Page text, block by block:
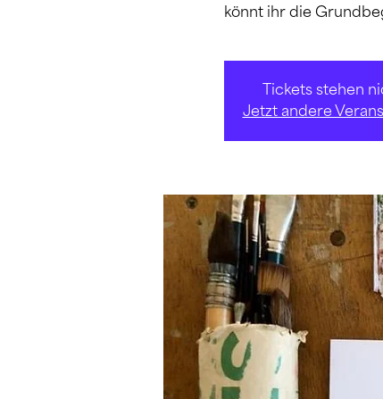
könnt ihr die
Tickets stehen
Jetzt andere